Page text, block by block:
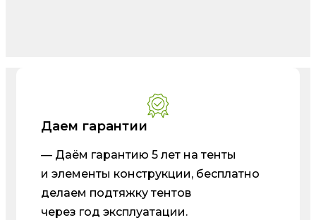
Даем гарантии
— Даём гарантию 5 лет на тенты
и элементы конструкции, бесплатно
делаем подтяжку тентов
через год эксплуатации.